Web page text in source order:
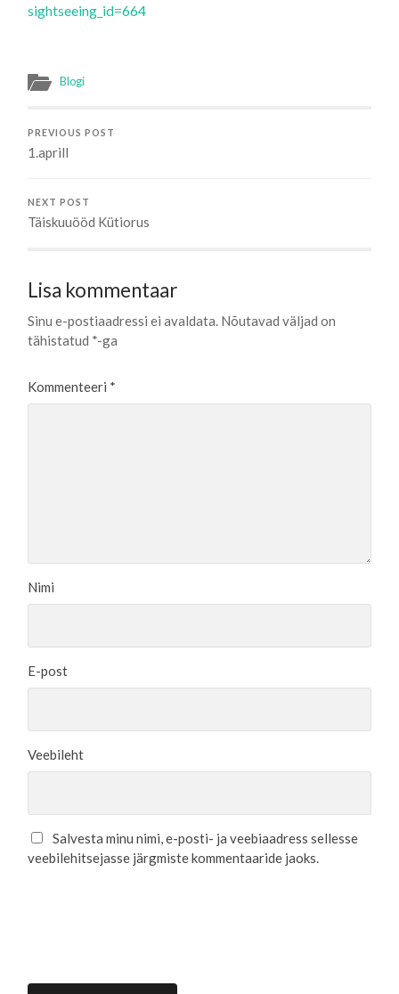
sightseeing_id=664
Blogi
PREVIOUS POST
1.aprill
NEXT POST
Täiskuuööd Kütiorus
Lisa kommentaar
Sinu e-postiaadressi ei avaldata. Nõutavad väljad on
tähistatud *-ga
Kommenteeri *
Nimi
E-post
Veebileht
Salvesta minu nimi, e-posti- ja veebiaadress sellesse
veebilehitsejasse järgmiste kommentaaride jaoks.